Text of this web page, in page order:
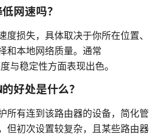
网速吗？
度损失，具体取决于你所在位置、
和本地网络质量。通常
与稳定性方面表现出色。
好处是什么？
所有连到该路由器的设备，简化管
但初次设置较复杂，且某些路由器